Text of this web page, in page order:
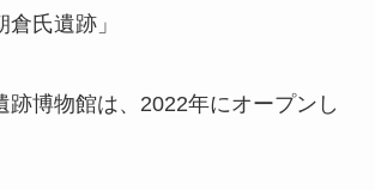
氏遺跡」
跡博物館は、2022年にオープンし